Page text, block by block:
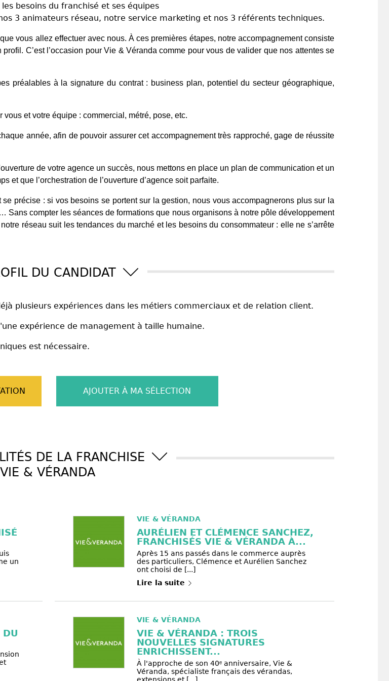
besoins du franchisé et ses équipes
3 animateurs réseau, notre service marketing et nos 3 référents techniques.
vous allez effectuer avec nous. À ces premières étapes, notre accompagnement consiste
C’est l’occasion pour Vie & Véranda comme pour vous de valider que nos attentes se
préalables à la signature du contrat : business plan, potentiel du secteur géographique,
et votre équipe : commercial, métré, pose, etc.
année, afin de pouvoir assurer cet accompagnement très rapproché, gage de réussite
de votre agence un succès, nous mettons en place un plan de communication et un
et que l’orchestration de l’ouverture d’agence soit parfaite.
précise : si vos besoins se portent sur la gestion, nous vous accompagnerons plus sur la
compter les séances de formations que nous organisons à notre pôle développement
réseau suit les tendances du marché et les besoins du consommateur : elle ne s’arrête
DU CANDIDAT
plusieurs expériences dans les métiers commerciaux et de relation client.
expérience de management à taille humaine.
est nécessaire.
AJOUTER À MA SÉLECTION
DE LA FRANCHISE
VIE & VÉRANDA
un
VIE & VÉRANDA
AURÉLIEN ET CLÉMENCE SANCHEZ,
FRANCHISÉS VIE & VÉRANDA À...
Après 15 ans passés dans le commerce auprès
des particuliers, Clémence et Aurélien Sanchez
ont choisi de [...]
Lire la suite
DU
VIE & VÉRANDA
VIE & VÉRANDA : TROIS
NOUVELLES SIGNATURES
ENRICHISSENT...
À l'approche de son 40ᵉ anniversaire, Vie &
Véranda, spécialiste français des vérandas,
extensions et [...]